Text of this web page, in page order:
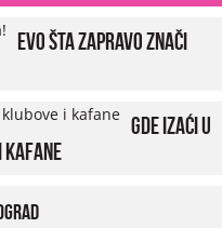
Evo šta zapravo znači
Gde izaći u
kafane